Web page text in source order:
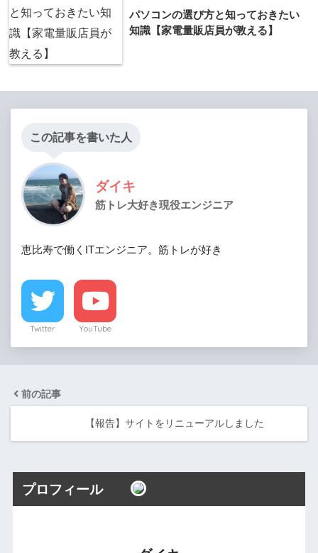
パソコンの選び方と知っておきたい
知識【家電量販店員が教える】
この記事を書いた人
ダイキ
筋トレ大好き現役エンジニア
恵比寿で働くITエンジニア。筋トレが好き
Twitter YouTube
前の記事
【報告】サイトをリニューアルしました
プロフィール